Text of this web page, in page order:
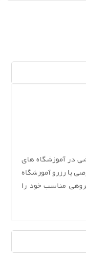
در آموزشگاه های
یا رزرو آموزشگاه
مناسب خود را